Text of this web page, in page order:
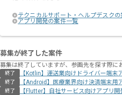
テクニカルサポート・ヘルプデスク
アプリ開発の案件一覧
募集が終了した案件
募集は終了していますが、参画先を探す際に
終了 【Kotlin】運送業向けドライバー端末
終了 【Android】医療業界向け決済端末用
終了 【Flutter】自社サービス向けアプリ開